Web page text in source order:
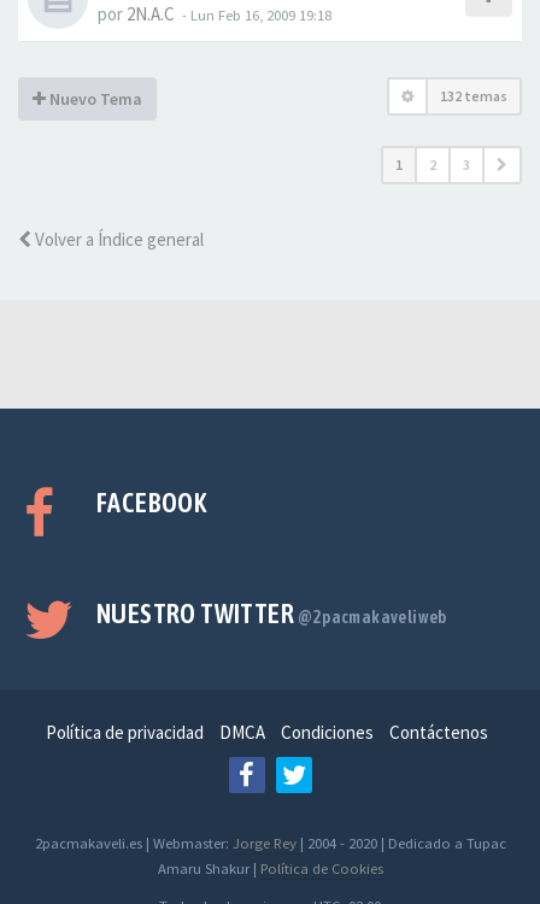
por 2N.A.C - Lun Feb 16, 2009 19:18
Nuevo Tema 132 temas
1 2 3
Volver a Índice general
FACEBOOK
NUESTRO TWITTER @2pacmakaveliweb
Política de privacidad DMCA Condiciones Contáctenos
2pacmakaveli.es | Webmaster: Jorge Rey| 2004 - 2020 | Dedicado a Tupac
Amaru Shakur | Política de Cookies